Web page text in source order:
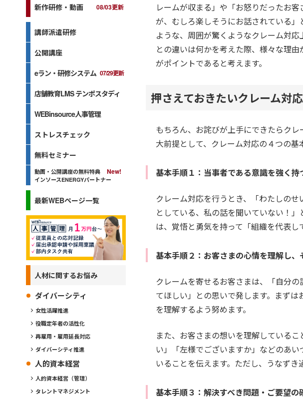
レームが収まる」や「お怒りだったお客
が、むしろ楽しそうにお話されている」
ような、周囲が驚くようなクレーム対
との違いは何かを考えた際、様々な理
がポイントであると考えます。
押さえておきたいクレーム対
もちろん、お詫びが上手にできたらクレ
大前提として、クレーム対応の４つの基
基本手順１：当事者である意識を強く持
クレーム対応を行うとき、「わたしの
としている、私の話を聞いていない！
は、覚悟と勇気を持って「組織を代表し
基本手順２：お客さまの心情を理解し
クレームを寄せるお客さまは、「自分
てほしい」との思いで発します。まず
を理解するよう努めます。
また、お客さまの想いを理解している
い」「左様でございますか」などのあ
いることを伝えます。ただし、うなずき
基本手順３：解決すべき問題・ご要望の
新作研修・動画 08/03更新
講師派遣研修
公開講座
eラン・研修システム 07/29更新
店舗教育LMS テンポスタディ
WEBinsource人事管理
ストレスチェック
無料セミナー
動画・公開講座の無料特典
インソースENERGYパートナー
最新WEBページ一覧
人材に関するお悩み
ダイバーシティ
女性活躍推進
役職定年者の活性化
再雇用・雇用延長対応
ダイバーシティ推進
人的資本経営
人的資本経営（管理）
タレントマネジメント